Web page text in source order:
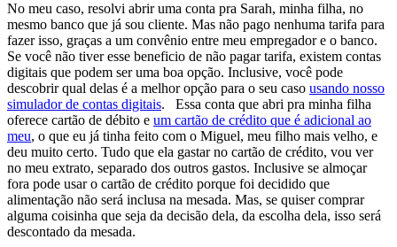
No meu caso, resolvi abrir uma conta pra Sarah, minha filha, no
mesmo banco que já sou cliente. Mas não pago nenhuma tarifa para
fazer isso, graças a um convênio entre meu empregador e o banco.
Se você não tiver esse beneficio de não pagar tarifa, existem contas
digitais que podem ser uma boa opção. Inclusive, você pode
descobrir qual delas é a melhor opção para o seu caso usando nosso
simulador de contas digitais.
Essa conta que abri pra minha filha
oferece cartão de débito e um cartão de crédito que é adicional ao
meu, o que eu já tinha feito com o Miguel, meu filho mais velho, e
deu muito certo. Tudo que ela gastar no cartão de crédito, vou ver
no meu extrato, separado dos outros gastos. Inclusive se almoçar
fora pode usar o cartão de crédito porque foi decidido que
alimentação não será inclusa na mesada. Mas, se quiser comprar
alguma coisinha que seja da decisão dela, da escolha dela, isso será
descontado da mesada.